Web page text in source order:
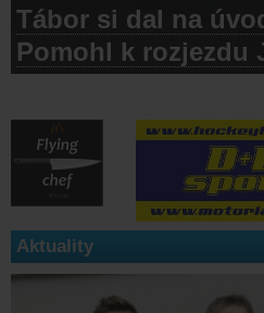
Tábor si dal na
Pomohl k rozjezdu
Aktuality